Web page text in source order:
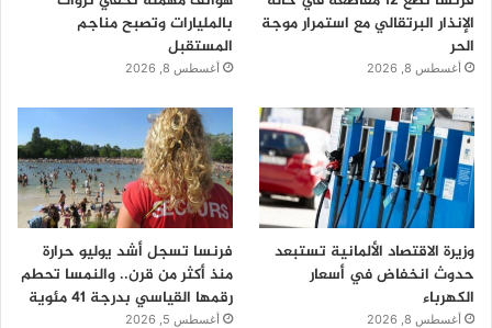
الإنذار البرتقالي مع استمرار موجة
الحر
أغسطس 8, 2026
بالمليارات وتصبح مناجم
المستقبل
أغسطس 8, 2026
وزيرة الاقتصاد الألمانية تستبعد
حدوث انخفاض في أسعار
الكهرباء
أغسطس 8, 2026
فرنسا تسجل أشد يوليو حرارة
منذ أكثر من قرن.. والنمسا تحطم
رقمها القياسي بدرجة 41 مئوية
أغسطس 5, 2026